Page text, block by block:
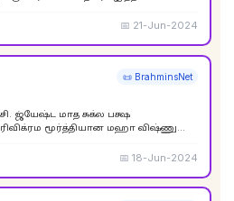
📅 21-Jun-2024
📜 BrahminsNet
மூர்த்தியான மஹா விஷ்ணு
📅18-Jun-2024